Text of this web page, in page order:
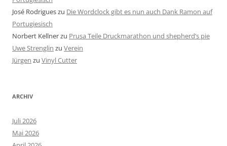
José Rodrigueszu Die Wordclock gibt es nun auch Dank Ramon auf
Portugiesisch
Norbert Kellnerzu Prusa Teile Druckmarathon und shepherd’s pie
Uwe Strenglin zu Verein
Jürgen zu Vinyl Cutter
ARCHIV
Juli 2026
Mai 2026